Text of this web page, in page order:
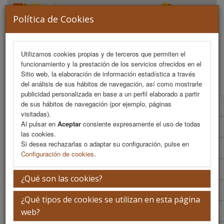
Política de Cookies
Utilizamos cookies propias y de terceros que permiten el
funcionamiento y la prestación de los servicios ofrecidos en el
Sitio web, la elaboración de información estadística a través
del análisis de sus hábitos de navegación, así como mostrarle
publicidad personalizada en base a un perfil elaborado a partir
de sus hábitos de navegación (por ejemplo, páginas
visitadas).
Al pulsar en Aceptar consiente expresamente el uso de todas
las cookies.
Si desea rechazarlas o adaptar su configuración, pulse en
Configuración de cookies.
¿Qué son las cookies?
¿Qué tipos de cookies se utilizan en esta página
web?
MENU
Programa Científico
Programa Científico (PDF)
Cronograma Programa Científico
Normativa comunicaciones
Envío de comunicaciones
Descargar normativa